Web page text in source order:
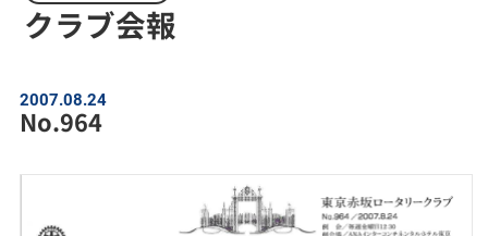
クラブ会報
2007.08.24
No.964